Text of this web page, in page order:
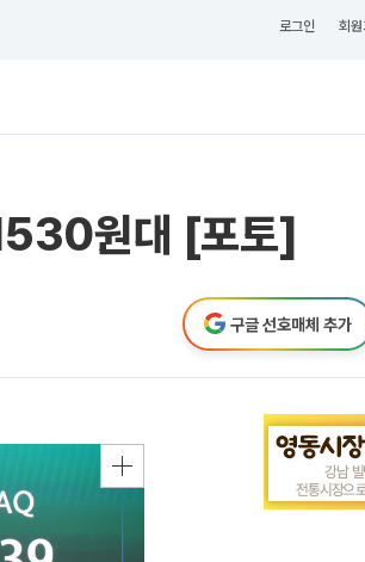
로그인 회원
원대 [포토]
구글 선호매체 추가